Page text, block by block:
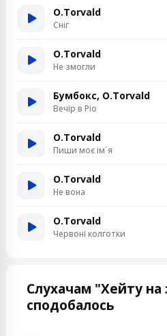
O.Torvald
Сніг
O.Torvald
Не змогли
Бумбокс, O.Torvald
Вечір в Ріо
O.Torvald
Пиши моє ім`я
O.Torvald
Не вона
O.Torvald
Червоні колготки
Слухачам "Хейту
сподобалось